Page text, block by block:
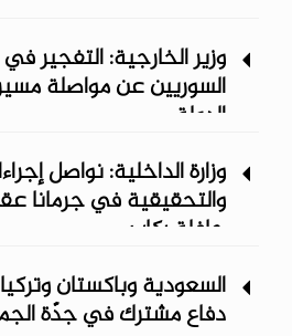
وزير الخارجية: التفجير
السوريين عن مواصلة
الدولة
وزارة الداخلية: نواصل
والتحقيقية في جرمانا
حافلة ركاب
السعودية وباكستان
دفاع مشترك في جدّة